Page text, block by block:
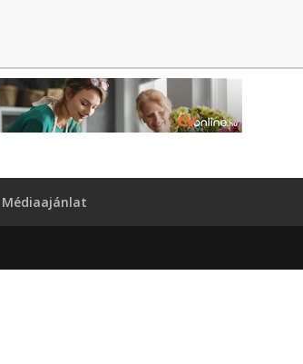
Médiaajánlat